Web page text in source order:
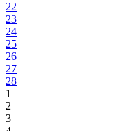
22
23
24
25
26
27
28
1
2
3